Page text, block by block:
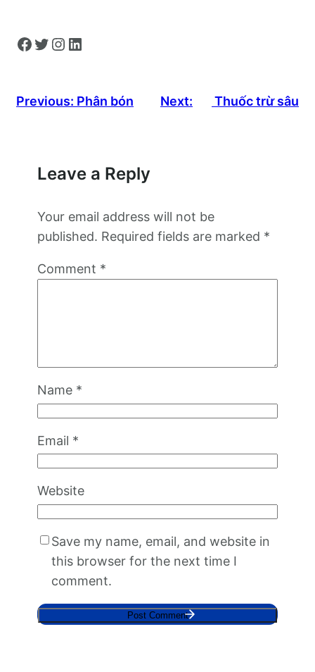
Facebook Twitter Instagram LinkedIn
Previous: Phân bón Next: Thuốc trừ sâu
Leave a Reply
Your email address will not be
published. Required fields are marked *
Comment *
Name *
Email *
Website
Save my name, email, and website in
this browser for the next time I
comment.